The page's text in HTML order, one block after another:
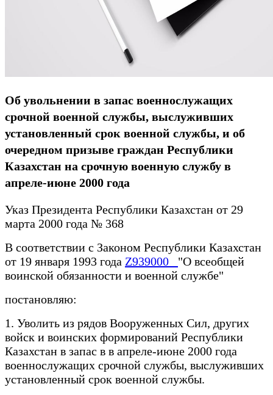
Об увольнении в запас военнослужащих
срочной военной службы, выслуживших
установленный срок военной службы, и об
очередном призыве граждан Республики
Казахстан на срочную военную службу в
апреле-июне 2000 года
Указ Президента Республики Казахстан от 29
марта 2000 года № 368
В соответствии с Законом Республики Казахстан
от 19 января 1993 года Z939000_ "О всеобщей
воинской обязанности и военной службе"
постановляю:
1. Уволить из рядов Вооруженных Сил, других
войск и воинских формирований Республики
Казахстан в запас в в апреле-июне 2000 года
военнослужащих срочной службы, выслуживших
установленный срок военной службы.